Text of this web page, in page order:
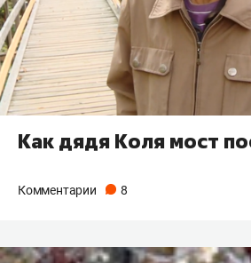
Как дядя Коля мост
Комментарии 8